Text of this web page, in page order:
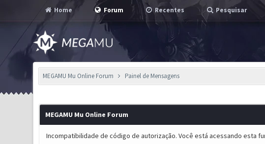
Home Forum Recentes Pesquisar
MEGAMU Mu Online Forum Painel de Mensagens
MEGAMU Mu Online Forum
Incompatibilidade de código de autorização. Você está acessando esta